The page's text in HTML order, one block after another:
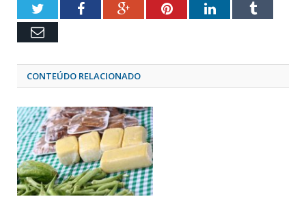
TwitterFacebookGoogle+PinterestLinkedInTumblr
Email
CONTEÚDO RELACIONADO